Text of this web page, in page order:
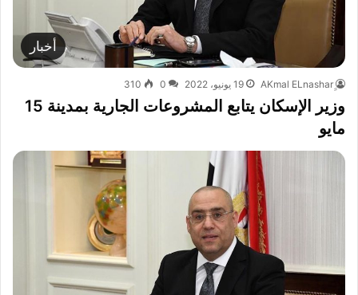
أخبار
19 يونيو، 2022 0
310
وزير الإسكان يتابع المشروعات الجارية بمدينة 15
مايو